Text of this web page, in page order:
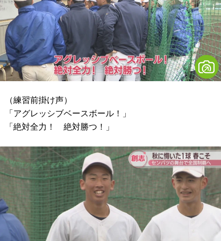
（練習前掛け声）
「アグレッシブベースボール！」
「絶対全力！ 絶対勝つ！」